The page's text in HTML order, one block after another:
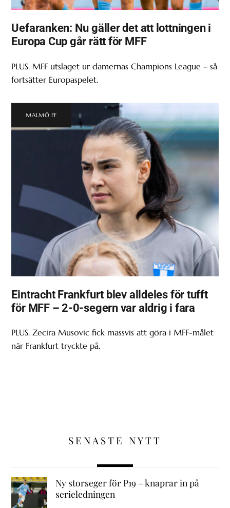
Uefaranken: Nu gäller det att lottningen i
Europa Cup går rätt för MFF
PLUS. MFF utslaget ur damernas Champions League – så
fortsätter Europaspelet.
MALMÖ FF
Eintracht Frankfurt blev alldeles för tufft
för MFF – 2-0-segern var aldrig i fara
PLUS. Zecira Musovic fick massvis att göra i MFF-målet
när Frankfurt tryckte på.
SENASTE NYTT
Ny storseger för P19 – knaprar in på
serieledningen